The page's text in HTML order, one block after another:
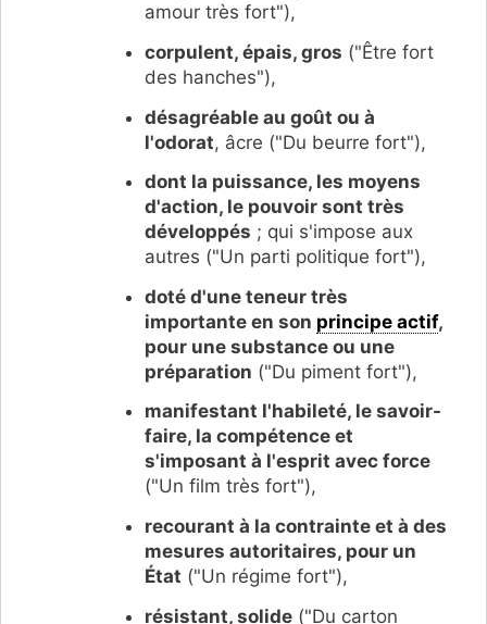
amour très fort"),
corpulent, épais, gros ("Être fort
des hanches"),
désagréable au goût ou à
l'odorat, âcre ("Du beurre fort"),
dont la puissance, les moyens
d'action, le pouvoir sont très
développés ; qui s'impose aux
autres ("Un parti politique fort"),
doté d'une teneur très
importante en son principe actif,
pour une substance ou une
préparation ("Du piment fort"),
manifestant l'habileté, le savoir-
faire, la compétence et
s'imposant à l'esprit avec force
("Un film très fort"),
recourant à la contrainte et à des
mesures autoritaires, pour un
État ("Un régime fort"),
résistant, solide ("Du carton